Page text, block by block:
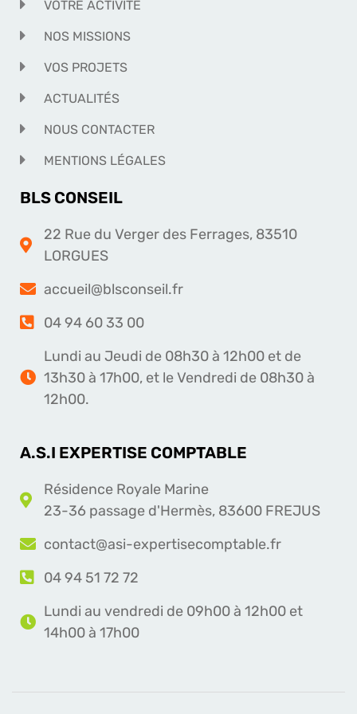
VOTRE ACTIVITÉ
NOS MISSIONS
VOS PROJETS
ACTUALITÉS
NOUS CONTACTER
MENTIONS LÉGALES
BLS CONSEIL
22 Rue du Verger des Ferrages, 83510
LORGUES
accueil@blsconseil.fr
04 94 60 33 00
Lundi au Jeudi de 08h30 à 12h00 et de
13h30 à 17h00, et le Vendredi de 08h30 à
12h00.
A.S.I EXPERTISE COMPTABLE
Résidence Royale Marine
23-36 passage d'Hermès, 83600 FREJUS
contact@asi-expertisecomptable.fr
04 94 51 72 72
Lundi au vendredi de 09h00 à 12h00 et
14h00 à 17h00